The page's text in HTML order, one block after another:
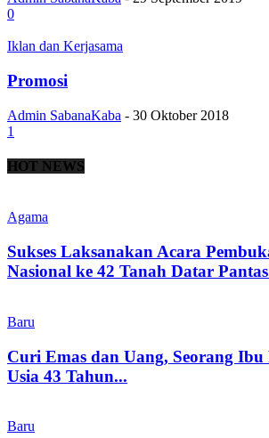
0
Iklan dan Kerjasama
Promosi
Admin SabanaKaba - 30 Oktober 2018
1
HOT NEWS
Agama
Sukses Laksanakan Acara
Nasional ke 42 Tanah Datar
Baru
Curi Emas dan Uang, Seorang Ibu
Usia 43 Tahun...
Baru